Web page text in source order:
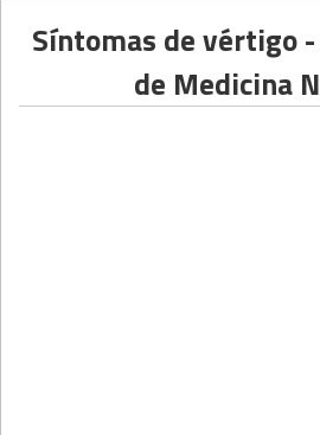
Síntomas de vértigo
de Medicina